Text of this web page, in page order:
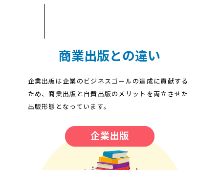
商業出版との違い
企業出版は企業のビジネスゴールの達成に貢献する
ため、商業出版と自費出版のメリットを両立させた
出版形態となっています。